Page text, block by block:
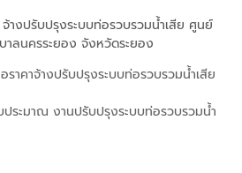
จ้างปรับปรุงระบบท่อรวบรวมน้ำเสีย ศูนย์
ลนครระยอง จังหวัดระยอง
ราคาจ้างปรับปรุงระบบท่อรวบรวมน้ำเสีย
ระมาณ งานปรับปรุงระบบท่อรวบรวมน้ำ